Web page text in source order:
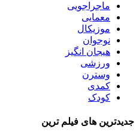
ماجراجویی
معمایی
موزیکال
نوجوان
هیجان انگیز
ورزشی
وسترن
کمدی
کودک
های فیلم ترین